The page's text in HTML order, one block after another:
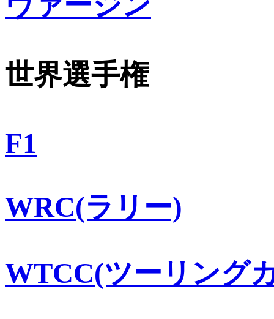
世界選手権
F1
WRC(ラリー)
WTCC(ツーリング